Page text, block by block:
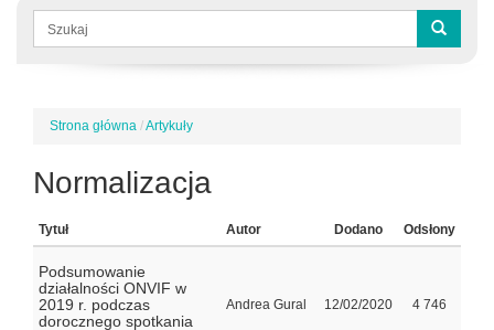
Formularz
wyszukiwania
Jesteś
Strona główna /Artykuły
Normalizacja
Tytuł Autor Dodano Odsłony
Podsumowanie
działalności ONVIF w
2019 r. podczas
dorocznego spotkania
Andrea Gural 12/02/2020 4 746